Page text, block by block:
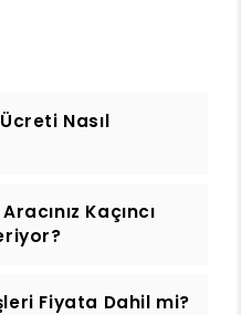
Nasıl
Kaçıncı
Fiyata Dahil mi?